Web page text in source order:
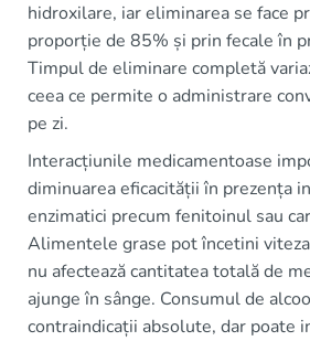
hidroxilare, iar eliminarea se face
proporție de 85% și prin fecale în
Timpul de eliminare completă
ceea ce permite o administrare
pe zi.
Interacțiunile medicamentoase
diminuarea eficacității în prezența
enzimatici precum fenitoinul sau
Alimentele grase pot încetini
nu afectează cantitatea totală de
ajunge în sânge. Consumul de
contraindicații absolute, dar poate